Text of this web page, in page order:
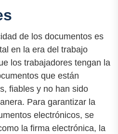
de los documentos es
en la era del trabajo
los trabajadores tengan la
que están
fiables y no han sido
Para garantizar la
electrónicos, se
la firma electrónica, la